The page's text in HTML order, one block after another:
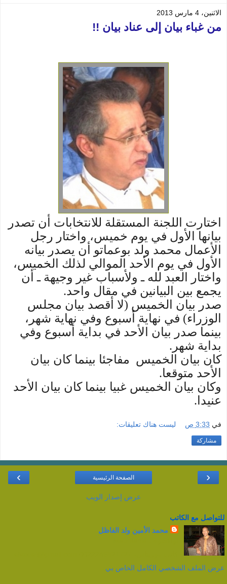
الاثنين، 4 مارس 2013
من غباء بيان إلى عناد بيان !!
اختارت اللجنة المستقلة للانتخابات أن تصدر
بيانها الأول في يوم خميس، واختار رجل
الأعمال محمد ولد بوعماتو أن يصدر بيانه
الأول في يوم الأحد الموالي لذلك الخميس،
واختار العبد لله ـ ولأسباب غير وجيهة ـ أن
يجمع بين البيانين في مقال واحد.
صدر بيان الخميس (لا أقصد بيان مجلس
الوزراء) في نهاية أسبوع وفي نهاية شهر،
بينما صدر بيان الأحد في بداية أسبوع وفي
بداية شهر.
كان بيان الخميس مفاجئا بينما كان بيان
الأحد متوقعا.
وكان بيان الخميس غبيا بينما كان بيان الأحد
عنيدا.
في 3:33 ص ليست هناك تعليقات:
مشاركة
‹
› الصفحة الرئيسية
عرض إصدار الويب
للتواصل مع الكاتب
محمد الأمين ولد الفاظل
عرض الملف الشخصي الكامل الخاص بي